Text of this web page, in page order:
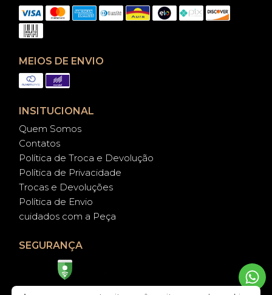
MEIOS DE ENVIO
INSITUCIONAL
Quem Somos
Contatos
Política de Troca e Devolução
Política de Privacidade
Trocas e Devoluções
Política de Envio
cuidados com a Peça
SEGURANÇA